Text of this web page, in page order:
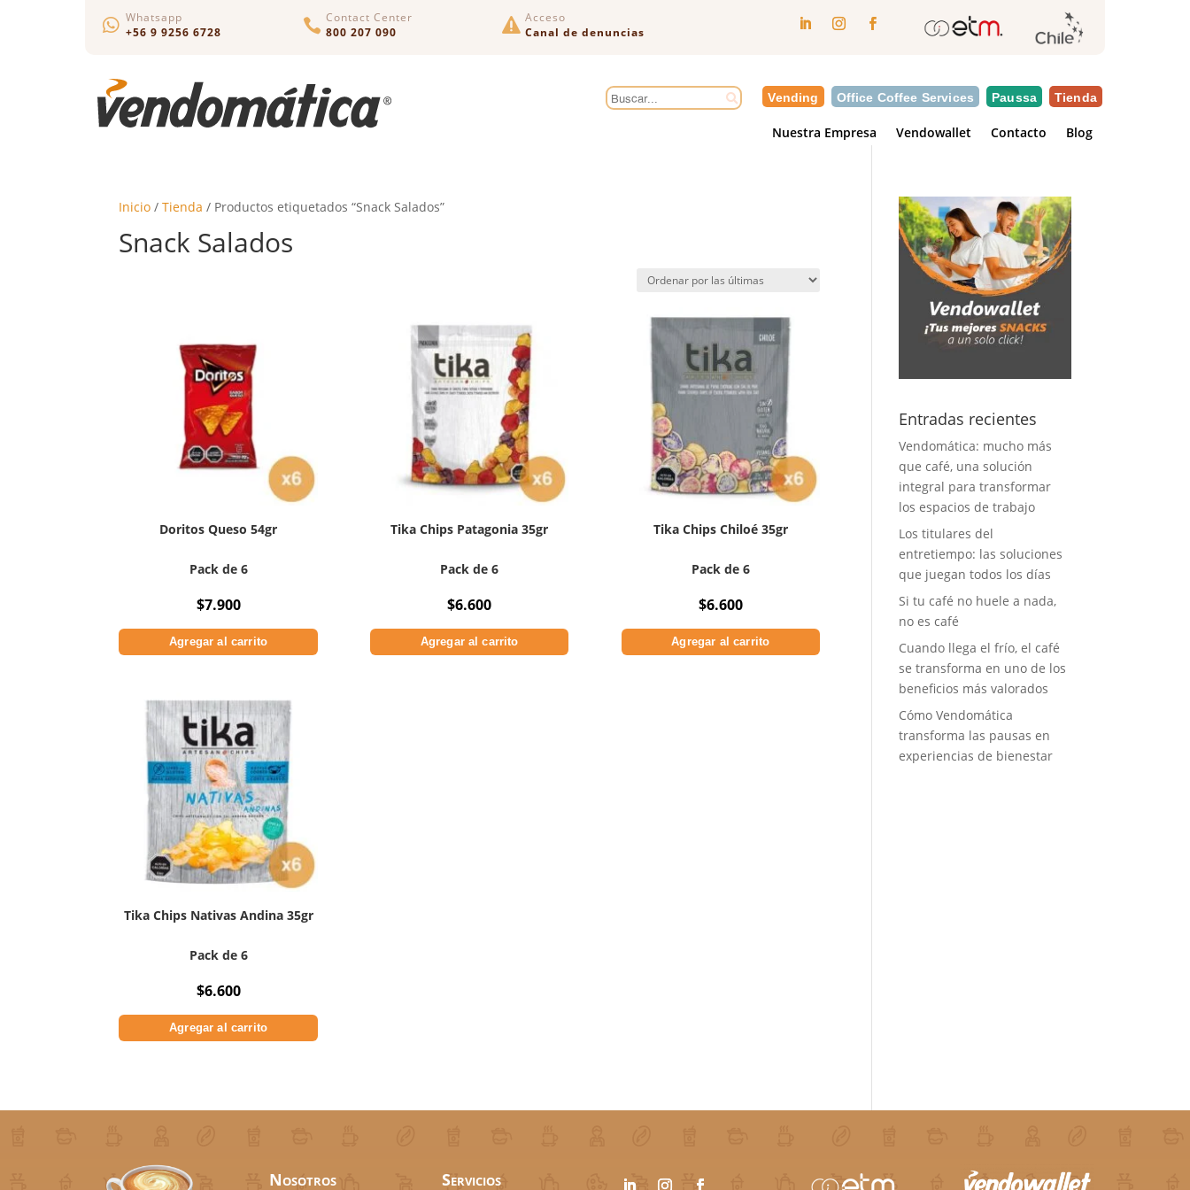
 Whatsapp
+56 9 9256 6728
 Contact Center
800 207 090
 Acceso
Canal de denuncias
Vending Office Coffee Services Paussa Tienda
Nuestra Empresa Vendowallet Contacto Blog
Inicio /Tienda / Productos etiquetados “Snack Salados”
Snack Salados
Doritos Queso 54gr
Pack de 6
$7.900
Agregar al carrito
Tika Chips Patagonia 35gr
Pack de 6
$6.600
Agregar al carrito
Tika Chips Chiloé 35gr
Pack de 6
$6.600
Agregar al carrito
Tika Chips Nativas Andina 35gr
Pack de 6
$6.600
Agregar al carrito
Entradas recientes
Vendomática: mucho más
que café, una solución
integral para transformar
los espacios de trabajo
Los titulares del
entretiempo: las soluciones
que juegan todos los días
Si tu café no huele a nada,
no es café
Cuando llega el frío, el café
se transforma en uno de los
beneficios más valorados
Cómo Vendomática
transforma las pausas en
experiencias de bienestar
Nosotros Servicios